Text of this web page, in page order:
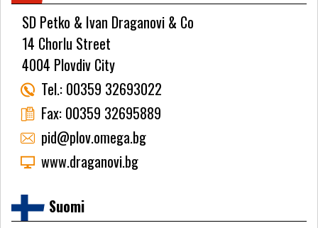
SD Petko & Ivan Draganovi & Co
14 Chorlu Street
4004 Plovdiv City
Tel.: 00359 32693022
Fax: 00359 32695889
pid@plov.omega.bg
www.draganovi.bg
Suomi